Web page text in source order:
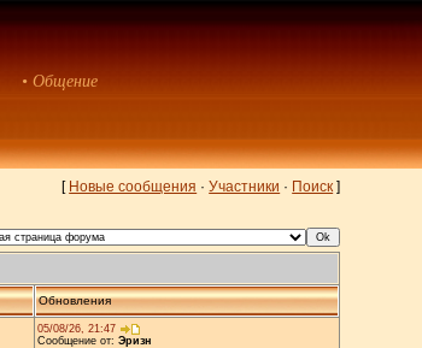
• Общение
[ Новые сообщения ·Участники · Поиск ]
Обновления
05/08/26, 21:47
Сообщение от:Эризн